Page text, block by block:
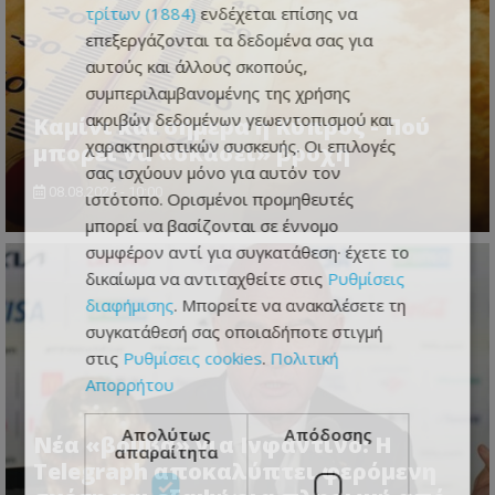
Καμίνι και σήμερα η Κύπρος - Πού
μπορεί να «σκάσει» βροχή
08.08.2026 - 10:00
Νέα «βόμβα» για Ινφαντίνο: Η
Telegraph αποκαλύπτει φερόμενη
τρίτων (1884) ενδέχεται επίσης να
επεξεργάζονται τα δεδομένα σας για
αυτούς και άλλους σκοπούς,
συμπεριλαμβανομένης της χρήσης
ακριβών δεδομένων γεωεντοπισμού και
χαρακτηριστικών συσκευής. Οι επιλογές
σας ισχύουν μόνο για αυτόν τον
ιστότοπο. Ορισμένοι προμηθευτές
μπορεί να βασίζονται σε έννομο
συμφέρον αντί για συγκατάθεση· έχετε το
δικαίωμα να αντιταχθείτε στις Ρυθμίσεις
διαφήμισης. Μπορείτε να ανακαλέσετε τη
συγκατάθεσή σας οποιαδήποτε στιγμή
στις Ρυθμίσεις cookies. Πολιτική
Απορρήτου
Απολύτως
απαραίτητα
Απόδοσης